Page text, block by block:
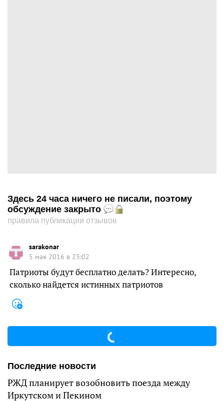
Здесь 24 часа ничего не писали, поэтому
обсуждение закрыто
правила публикации отзывов
sarakonar
5 мая 2016 в 23:02
Патриоты будут бесплатно делать? Интересно,
сколько найдется истинных патриотов
Последние новости
РЖД планирует возобновить поезда между
Иркутском и Пекином